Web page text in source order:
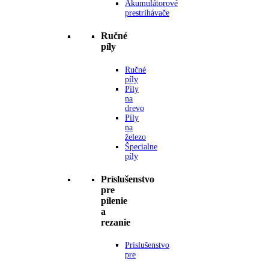
Akumulátorové
prestrihávače
Ručné
píly
Ručné
píly
Píly
na
drevo
Píly
na
železo
Špecialne
píly
Príslušenstvo
pre
pílenie
a
rezanie
Príslušenstvo
pre